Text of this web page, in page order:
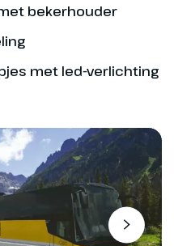
Birkenau (€
bekerhouder
met led-verlichting